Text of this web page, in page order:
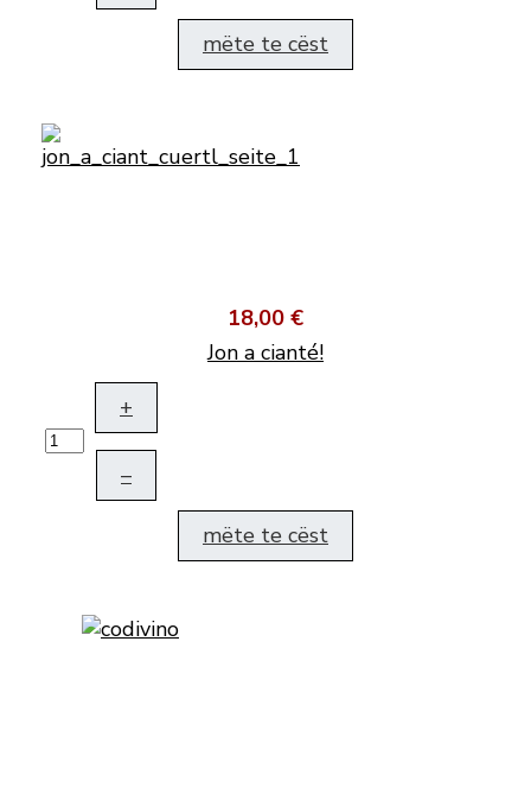
mëte te cëst
18,00 €
Jon a cianté!
+
–
mëte te cëst